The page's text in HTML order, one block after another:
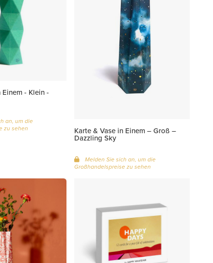
- Klein -
an, um die
zu sehen
Karte & Vase in Einem – Groß –
Dazzling Sky
Melden Sie sich an, um die
Großhandelspreise zu sehen